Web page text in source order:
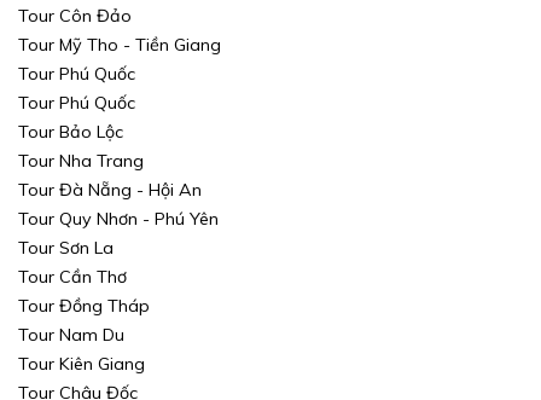
Tour Côn Đảo
Tour Mỹ Tho - Tiền Giang
Tour Phú Quốc
Tour Phú Quốc
Tour Bảo Lộc
Tour Nha Trang
Tour Đà Nẵng - Hội An
Tour Quy Nhơn - Phú Yên
Tour Sơn La
Tour Cần Thơ
Tour Đồng Tháp
Tour Nam Du
Tour Kiên Giang
Tour Châu Đốc